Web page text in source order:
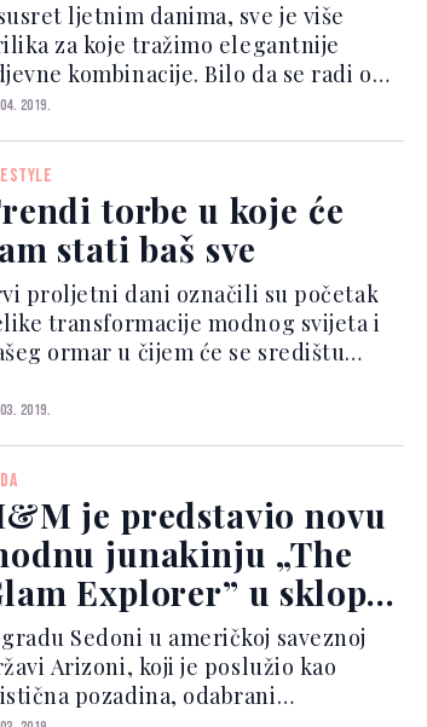
ljetnim danima, sve je više
za koje tražimo elegantnije
kombinacije. Bilo da se radi o
krstitkama, krizmi, eventu
outfit koji uključuje barem
finiji ko...
2019.
torbe u koje će
stati baš sve
proljetni dani označili su početak
transformacije modnog svijeta i
ormar u čijem će se središtu
uz najpoželjnije nijanse sezone,
uzorke, neočekivane pomak u
2019.
je predstavio novu
junakinju „The
Explorer” u sklopu
imerzivnog
u Sedoni
Sedoni u američkoj saveznoj
Arizoni, koji je poslužio kao
pozadina, odabrani